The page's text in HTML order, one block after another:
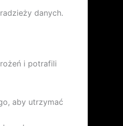
danych.
i potrafili
aby utrzymać